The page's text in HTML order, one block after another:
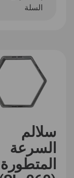
السلة
سلالم
السرعة
المتطورة